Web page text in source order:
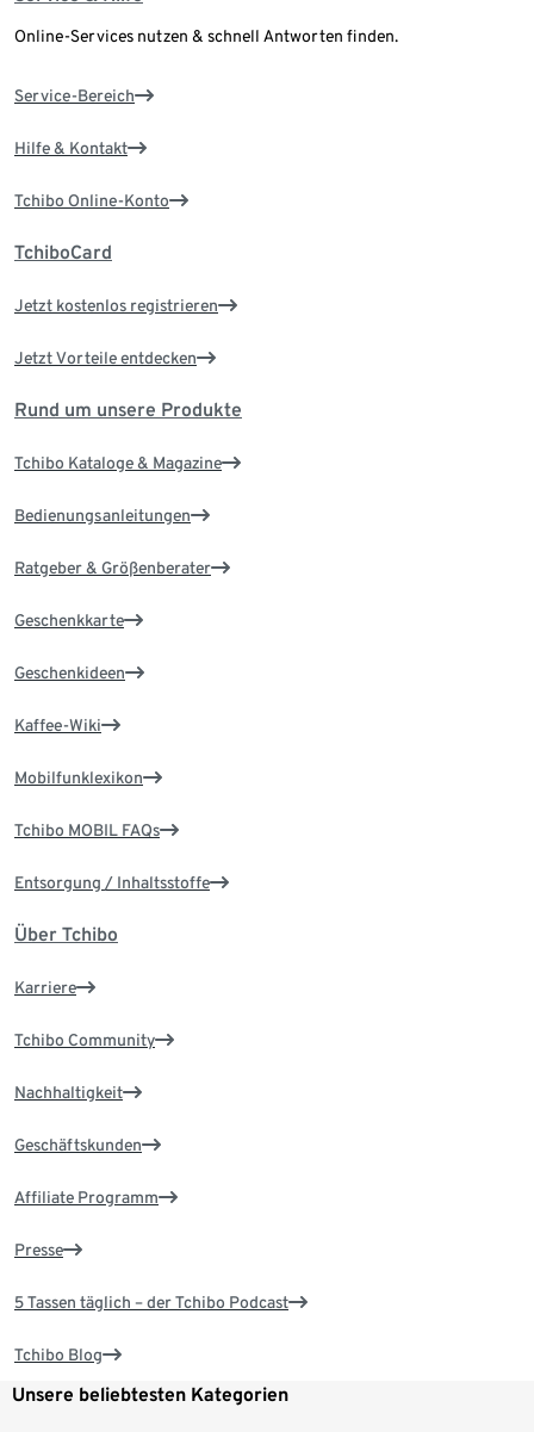
Online-Services nutzen & schnell Antworten finden.
Service-Bereich
Hilfe & Kontakt
Tchibo Online-Konto
TchiboCard
Jetzt kostenlos registrieren
Jetzt Vorteile entdecken
Rund um unsere Produkte
Tchibo Kataloge & Magazine
Bedienungsanleitungen
Ratgeber & Größenberater
Geschenkkarte
Geschenkideen
Kaffee-Wiki
Mobilfunklexikon
Tchibo MOBIL FAQs
Entsorgung / Inhaltsstoffe
Über Tchibo
Karriere
Tchibo Community
Nachhaltigkeit
Geschäftskunden
Affiliate Programm
Presse
5 Tassen täglich – der Tchibo Podcast
Tchibo Blog
Unsere beliebtesten Kategorien